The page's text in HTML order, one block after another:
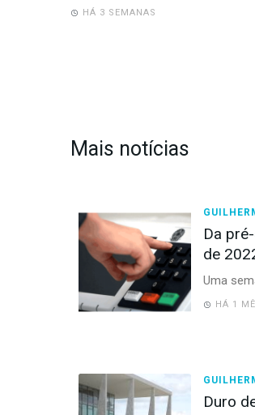
HÁ 3 SEMANAS
Mais notícias
Da
de
Uma
HÁ 1
Duro